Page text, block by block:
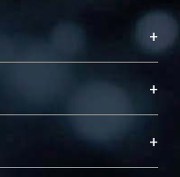
+
永久珍藏及向國際
能量，圖書館整合
AH）不同功能平
。期能整合研
+
Library)
+